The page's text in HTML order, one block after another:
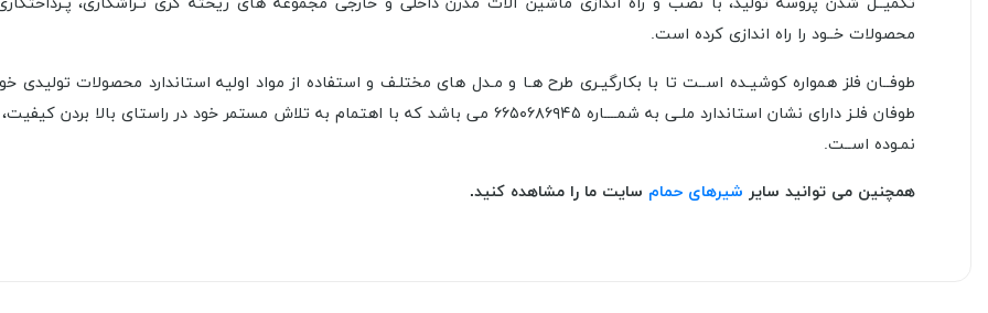
محصولات خــود را راه اندازی کرده است.
طوفــان فلز همواره کوشیـده اســت تا با بکارگیـری طرح هـا و مـدل های مختلـف و استفاده از مواد اولیه استاندارد محصولات
طوفان فلـز دارای نشان استاندارد ملـی به شمــــاره ۶۶۵۰۶۸۶۹۴۵ می باشد که با اهتمام به تلاش مستمر
نمـوده اســت.
همچنین می توانید سایر شیرهای حمام سایت ما را مشاهده کنید.